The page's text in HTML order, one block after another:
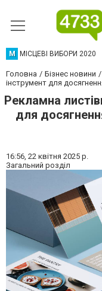
М МІСЦЕВІ ВИБОРИ 2020
Головна Бізнес новини
інструмент для
Рекламна
для
16:56, 22 квітня 2025 р.
Загальний розділ